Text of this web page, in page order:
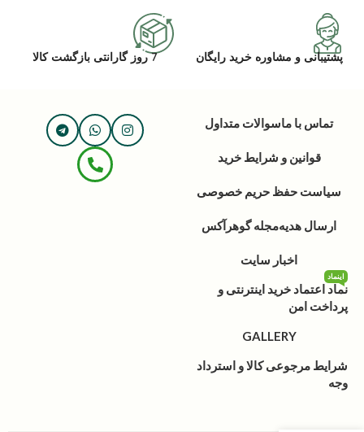
پشتیبانی و مشاوره خرید رایگان 7 روز گارانتی بازگشت کالا
تماس با ماسوالات متداول
قوانین و شرایط خرید
سیاست حفظ حریم خصوصی
ارسال هدیهمجله گوهرآکس
اخبار سایت
نماد اعتماد خرید اینترنتی و
پرداخت امن
اینماد
GALLERY
شرایط مرجوعی کالا و استرداد
وجه